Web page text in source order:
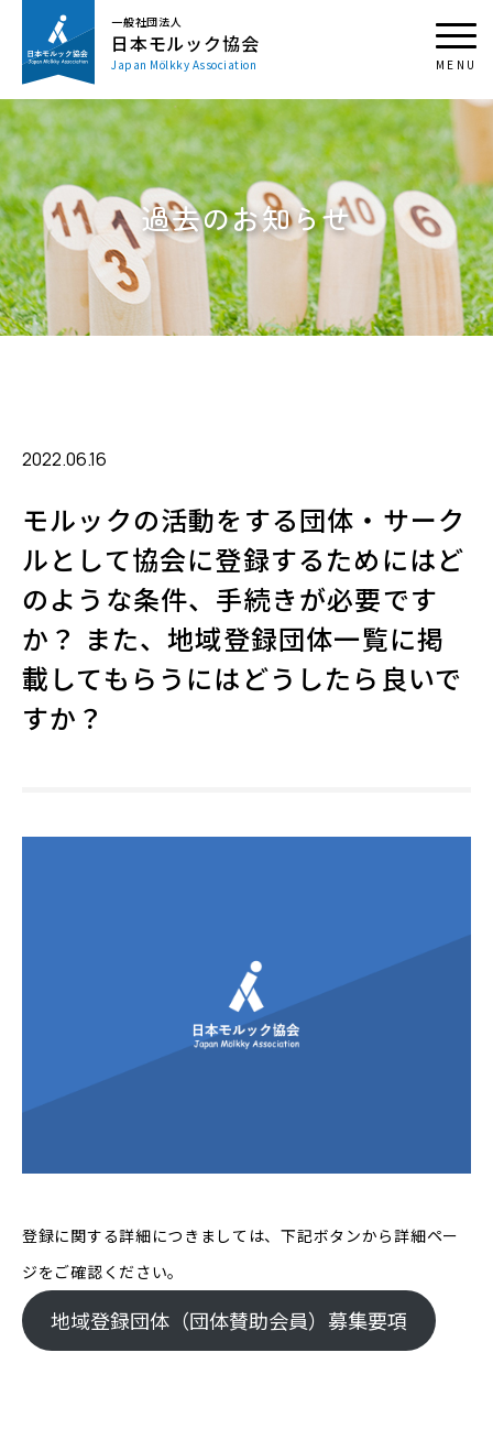
一般社団法人
日本モルック協会
Japan Mölkky Association
過去のお知らせ
2022.06.16
モルックの活動をする団体・サーク
ルとして協会に登録するためにはど
のような条件、手続きが必要です
か？ また、地域登録団体一覧に掲
載してもらうにはどうしたら良いで
すか？
登録に関する詳細につきましては、下記ボタンから詳細ペー
ジをご確認ください。
地域登録団体（団体賛助会員）募集要項